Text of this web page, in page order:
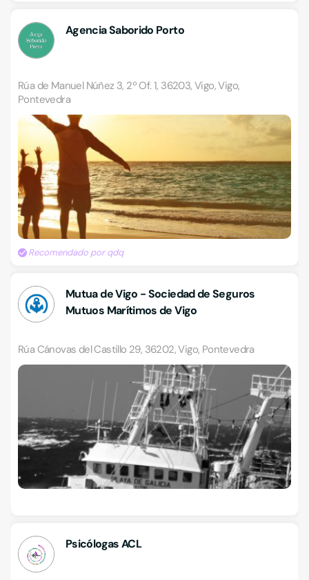
Agencia Saborido Porto
Rúa de Manuel Núñez 3, 2º Of. 1, 36203, Vigo, Vigo,
Pontevedra
Recomendado por qdq
Mutua de Vigo - Sociedad de Seguros
Mutuos Marítimos de Vigo
Rúa Cánovas del Castillo 29, 36202, Vigo, Pontevedra
Psicólogas ACL